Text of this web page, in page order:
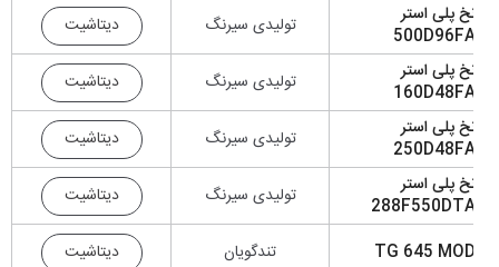
پلی استر
تولیدی سیرنگ
دیتاشیت
پلی استر
تولیدی سیرنگ
دیتاشیت
پلی استر
تولیدی سیرنگ
دیتاشیت
پلی استر
تولیدی سیرنگ دیتاشیت
TG 645 تندگویان
دیتاشیت